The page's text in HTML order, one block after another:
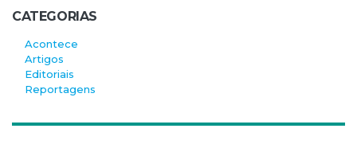
CATEGORIAS
Acontece
Artigos
Editoriais
Reportagens